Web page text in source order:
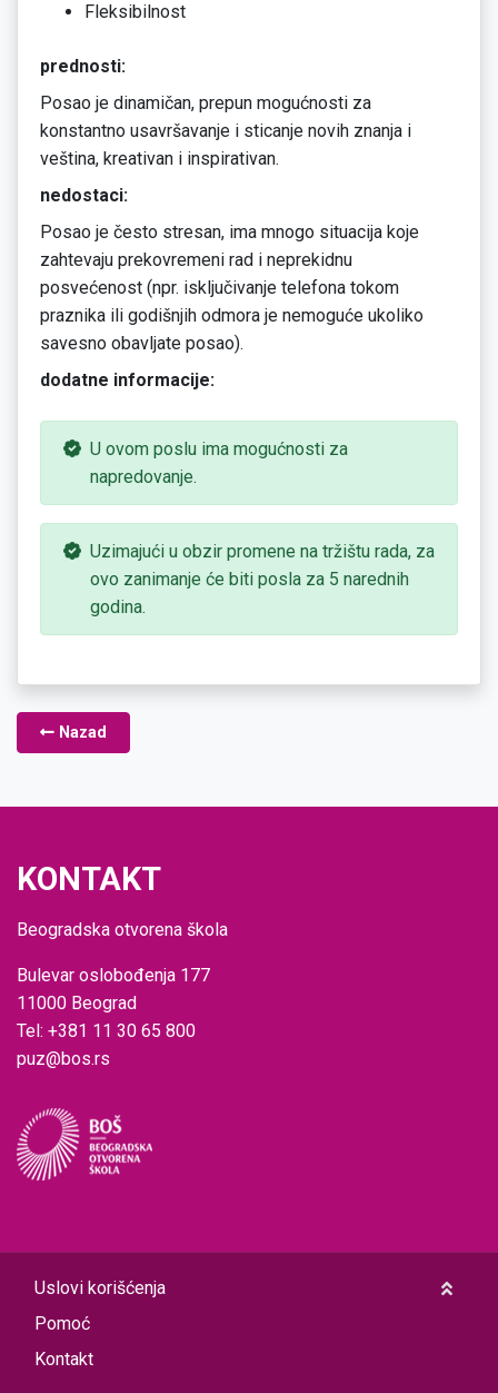
Fleksibilnost
prednosti:
Posao je dinamičan, prepun mogućnosti za
konstantno usavršavanje i sticanje novih znanja i
veština, kreativan i inspirativan.
nedostaci:
Posao je često stresan, ima mnogo situacija koje
zahtevaju prekovremeni rad i neprekidnu
posvećenost (npr. isključivanje telefona tokom
praznika ili godišnjih odmora je nemoguće ukoliko
savesno obavljate posao).
dodatne informacije:
U ovom poslu ima mogućnosti za
napredovanje.
Uzimajući u obzir promene na tržištu rada, za
ovo zanimanje će biti posla za 5 narednih
godina.
Nazad
KONTAKT
Beogradska otvorena škola
Bulevar oslobođenja 177
11000 Beograd
Tel: +381 11 30 65 800
puz@bos.rs
Uslovi korišćenja
Pomoć
Kontakt